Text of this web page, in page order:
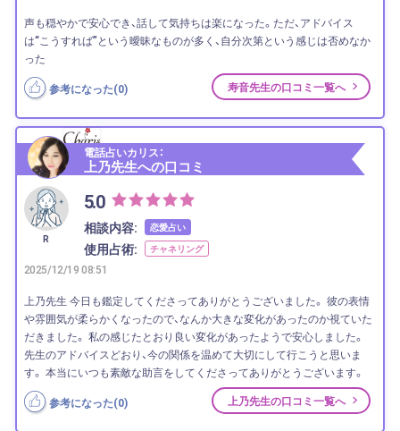
声も穏やかで安心でき、話して気持ちは楽になった。ただ、アドバイス
は“こうすれば”という曖昧なものが多く、自分次第という感じは否めなか
った
参考になった(0) 寿音先生の口コミ一覧へ
電話占いカリス：
上乃先生への口コミ
R
5.0
相談内容: 恋愛占い
使用占術: チャネリング
2025/12/19 08:51
上乃先生 今日も鑑定してくださってありがとうございました。 彼の表情
や雰囲気が柔らかくなったので、なんか大きな変化があったのか視ていた
だきました。 私の感じたとおり良い変化があったようで安心しました。
先生のアドバイスどおり、今の関係を温めて大切にして行こうと思いま
す。 本当にいつも素敵な助言をしてくださってありがとうございます。
参考になった(0) 上乃先生の口コミ一覧へ